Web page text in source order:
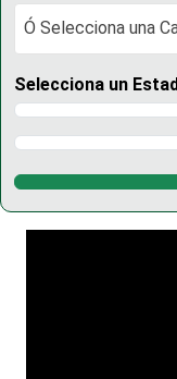
Ó Selecciona una
Ó Selecciona una
Selecciona un
Selecciona un Estado
Selecciona un